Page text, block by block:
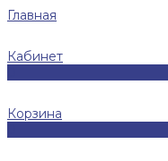
Главная
Кабинет
Корзина